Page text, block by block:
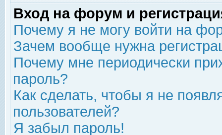
Вход на форум и
Почему я не могу войти на
Зачем вообще нужна
Почему мне периодически
пароль?
Как сделать, чтобы я не
пользователей?
Я забыл пароль!